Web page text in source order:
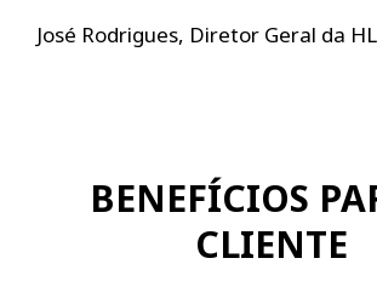
José Rodrigues, Diretor Geral da
BENEFÍCIOS
CLIENTE